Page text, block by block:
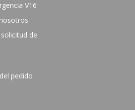
V16
de
pedido